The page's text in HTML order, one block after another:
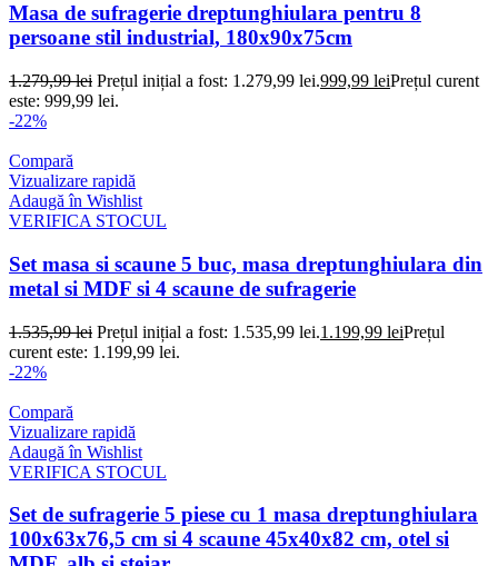
Masa de sufragerie dreptunghiulara pentru 8
persoane stil industrial, 180x90x75cm
1.279,99lei Prețul inițial a fost: 1.279,99 lei.999,99 leiPrețul curent
este: 999,99 lei.
-22%
Compară
Vizualizare rapidă
Adaugă în Wishlist
VERIFICA STOCUL
Set masa si scaune 5 buc, masa dreptunghiulara din
metal si MDF si 4 scaune de sufragerie
1.535,99lei Prețul inițial a fost: 1.535,99 lei.1.199,99 leiPrețul
curent este: 1.199,99 lei.
-22%
Compară
Vizualizare rapidă
Adaugă în Wishlist
VERIFICA STOCUL
Set de sufragerie 5 piese cu 1 masa dreptunghiulara
100x63x76,5 cm si 4 scaune 45x40x82 cm, otel si